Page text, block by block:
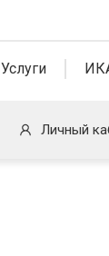
Услуги
Личный